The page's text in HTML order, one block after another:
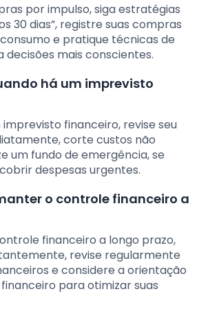
por impulso, siga estratégias
30 dias”, registre suas compras
e pratique técnicas de
decisões mais conscientes.
há um imprevisto
financeiro, revise seu
corte custos não
um fundo de emergência, se
despesas urgentes.
o controle financeiro a
financeiro a longo prazo,
revise regularmente
e considere a orientação
para otimizar suas